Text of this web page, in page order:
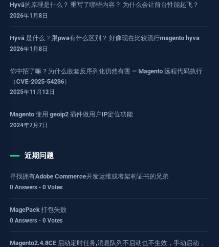
Hyvä的原理是什么？ 重写了哪些内容？ 为什么会让前台性能起飞？
2026年1月8日
Hyvä 是什么？跟pwa有什么区别？ 好像现在比较流行magento hyva
2026年1月8日
你中招了嘛？为什么嵌套反序列化仍然有害 — Magento 远程代码执行
（CVE-2025-54236）
2025年11月12日
Magento 使用 geoip2 插件做用户IP定位功能
2024年7月7日
近期问题
寻找拥有Adobe Commerce开发运维或者架构证书的兄弟
0 Answers - 0 Votes
MagePack 打包失败
0 Answers - 0 Votes
Magento2.4.8CE 启动定时任务,消息队列不启动也不生效，手动启动，